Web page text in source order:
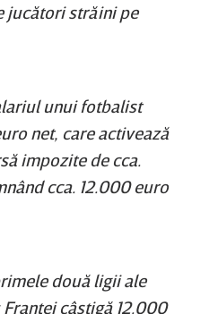
jucători străini pe
unui fotbalist
net, care activează
impozite de cca.
cca. 12.000 euro
două ligii ale
câştigă 12.000